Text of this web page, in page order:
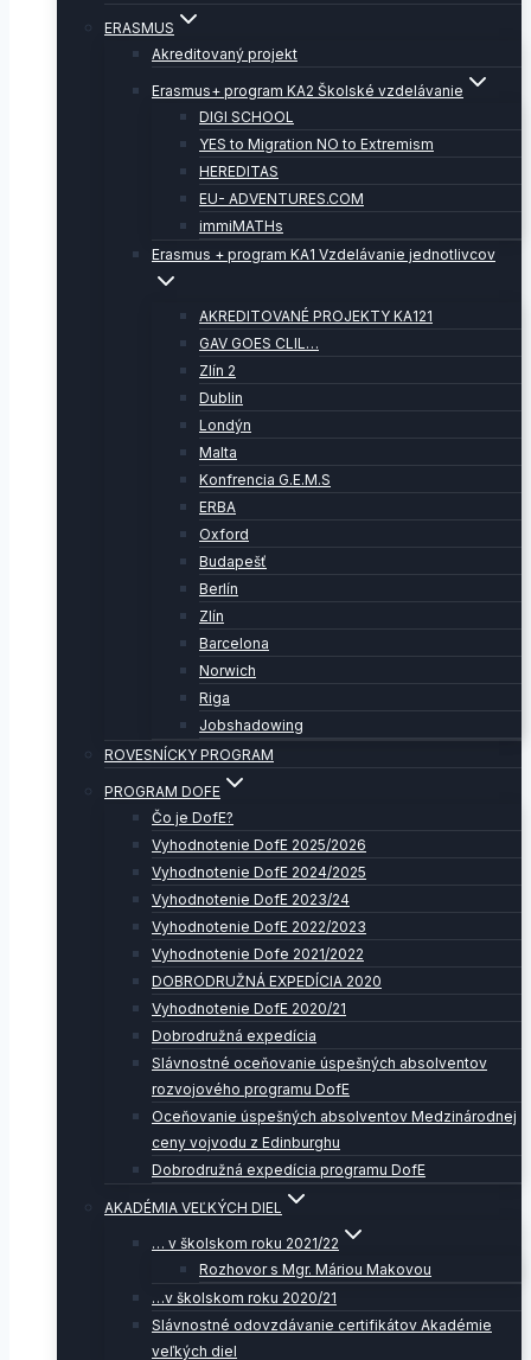
ERASMUS
Akreditovaný projekt
Erasmus+ program KA2 Školské vzdelávanie
DIGI SCHOOL
YES to Migration NO to Extremism
HEREDITAS
EU- ADVENTURES.COM
immiMATHs
Erasmus + program KA1 Vzdelávanie jednotlivcov
AKREDITOVANÉ PROJEKTY KA121
GAV GOES CLIL…
Zlín 2
Dublin
Londýn
Malta
Konfrencia G.E.M.S
ERBA
Oxford
Budapešť
Berlín
Zlín
Barcelona
Norwich
Riga
Jobshadowing
ROVESNÍCKY PROGRAM
PROGRAM DOFE
Čo je DofE?
Vyhodnotenie DofE 2025/2026
Vyhodnotenie DofE 2024/2025
Vyhodnotenie DofE 2023/24
Vyhodnotenie DofE 2022/2023
Vyhodnotenie Dofe 2021/2022
DOBRODRUŽNÁ EXPEDÍCIA 2020
Vyhodnotenie DofE 2020/21
Dobrodružná expedícia
Slávnostné oceňovanie úspešných absolventov
rozvojového programu DofE
Oceňovanie úspešných absolventov Medzinárodnej
ceny vojvodu z Edinburghu
Dobrodružná expedícia programu DofE
AKADÉMIA VEĽKÝCH DIEL
… v školskom roku 2021/22
Rozhovor s Mgr. Máriou Makovou
…v školskom roku 2020/21
Slávnostné odovzdávanie certifikátov Akadémie
veľkých diel